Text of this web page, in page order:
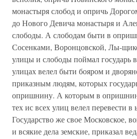
монастыря слобод и опричь
до Нового Девича монастыря и
слободы. А слободам быти в
Сосенками, Воронцовской, Лы-
улицы и слободы поймал государь
улицах велел быти бояром и
приказным людям, которых
опришнину. А которым в
тех ис всех улиц велел перевести
Государство же свое Московское,
и всякие дела земские, приказал